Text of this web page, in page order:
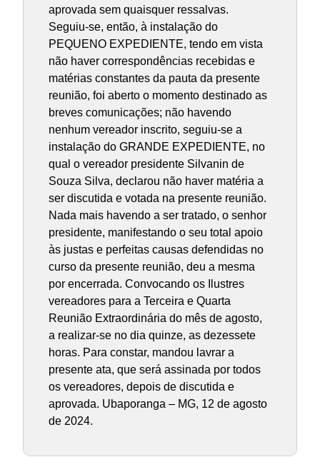
aprovada sem quaisquer ressalvas.
Seguiu-se, então, à instalação do
PEQUENO EXPEDIENTE, tendo em vista
não haver correspondências recebidas e
matérias constantes da pauta da presente
reunião, foi aberto o momento destinado as
breves comunicações; não havendo
nenhum vereador inscrito, seguiu-se a
instalação do GRANDE EXPEDIENTE, no
qual o vereador presidente Silvanin de
Souza Silva, declarou não haver matéria a
ser discutida e votada na presente reunião.
Nada mais havendo a ser tratado, o senhor
presidente, manifestando o seu total apoio
às justas e perfeitas causas defendidas no
curso da presente reunião, deu a mesma
por encerrada. Convocando os Ilustres
vereadores para a Terceira e Quarta
Reunião Extraordinária do mês de agosto,
a realizar-se no dia quinze, as dezessete
horas. Para constar, mandou lavrar a
presente ata, que será assinada por todos
os vereadores, depois de discutida e
aprovada. Ubaporanga – MG, 12 de agosto
de 2024.